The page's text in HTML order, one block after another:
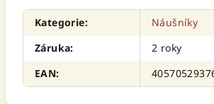
Kategorie:
Náušníky
Záruka:
2 roky
EAN: